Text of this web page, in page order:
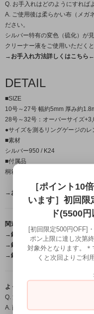
Q. お手入れはどのようにすれば
A. ご使用後は柔らかい布（メガ
ださい。
シルバー特有の変色（硫化）が
クリーナー液をご使用いただく
→お手入れ方法詳しくはこちら←
DETAIL
■SIZE
10号～27号 幅約5mm 厚み約
28号～32号：オーバーサイズ
●サイズを測るリングゲージのレ
■素材
シルバー950 / K24
■付属品
桐箱
→おすすめの着用指について←
関連商品はこちら
→鎚目ペンダント/ネックレスは
→鎚目バングルはこちら←
→鎚目リングはこちら←
よくある質問（FAQ）
Q. 注文から届くまで、どのくら
A. 商品によって納期は異なります
［ポイント10
います］初回限
ド(5500
[初回限定500円OFF]
ポン上限に達し次第
対象外となります。
くと次回よりご利